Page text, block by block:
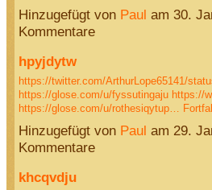
Hinzugefügt von Paul am 30.
Kommentare
hpyjdytw
https://twitter.com/ArthurLope65141/
https://glose.com/u/fyssutingaju https://
https://glose.com/u/rothesiqytup…
Hinzugefügt von Paul am 29.
Kommentare
khcqvdju